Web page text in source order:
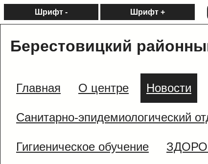
Шрифт - Шрифт +
Берестовицкий
Главная О центре Новости
Санитарно-эпидемиологический
Гигиеническое обучение